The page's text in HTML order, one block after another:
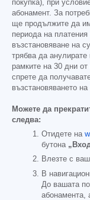
покупка), при
абонамент. За
ще продължите да
периода на
възстановяване на
трябва да анулирате
рамките на 30 дни
спрете да
възстановяването
Можете да
следва:
Отидете на
бутона
Влезте с
В
До вашата
абонамента,